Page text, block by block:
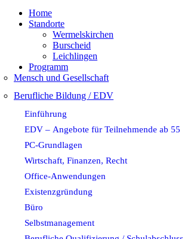
Home
Standorte
Wermelskirchen
Burscheid
Leichlingen
Programm
Mensch und Gesellschaft
Berufliche Bildung / EDV
Einführung
EDV – Angebote für Teilnehmende ab 55
PC-Grundlagen
Wirtschaft, Finanzen, Recht
Office-Anwendungen
Existenzgründung
Büro
Selbstmanagement